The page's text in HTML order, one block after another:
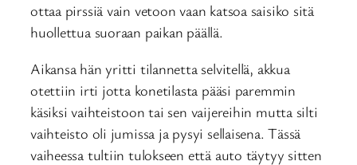
ottaa pirssiä vain vetoon vaan katsoa saisiko sitä
huollettua suoraan paikan päällä.
Aikansa hän yritti tilannetta selvitellä, akkua
otettiin irti jotta konetilasta pääsi paremmin
käsiksi vaihteistoon tai sen vaijereihin mutta silti
vaihteisto oli jumissa ja pysyi sellaisena. Tässä
vaiheessa tultiin tulokseen että auto täytyy sitten